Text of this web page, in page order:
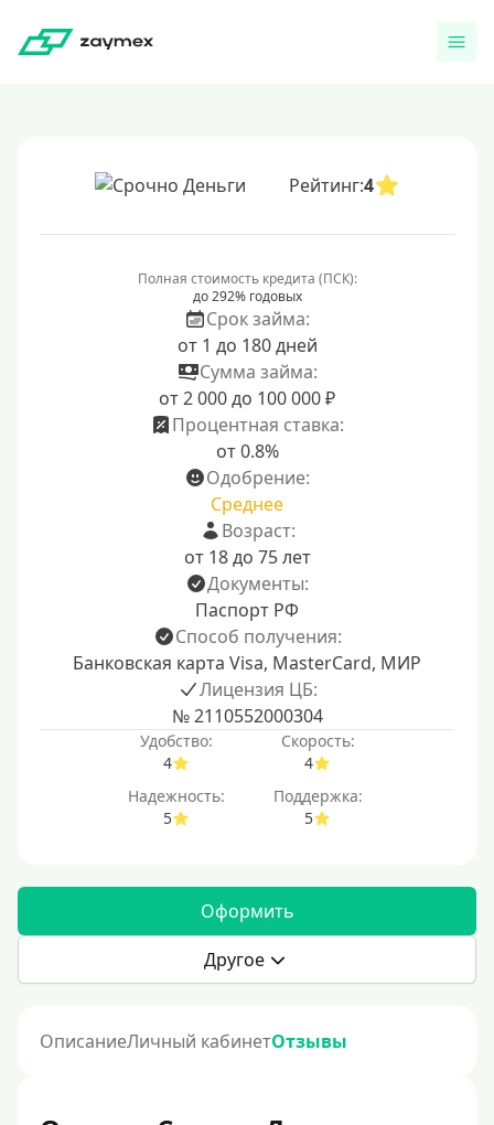
Рейтинг:4
Полная стоимость кредита (ПСК):
до 292% годовых
Срок займа:
от 1 до 180 дней
Сумма займа:
от 2 000 до 100 000 ₽
Процентная ставка:
от 0.8%
Одобрение:
Среднее
Возраст:
от 18 до 75 лет
Документы:
Паспорт РФ
Способ получения:
Банковская карта Visa, MasterCard, МИР
Лицензия ЦБ:
№ 2110552000304
Удобство:
4
Скорость:
4
Надежность:
5
Поддержка:
5
Оформить
Другое
ОписаниеЛичный кабинетОтзывы